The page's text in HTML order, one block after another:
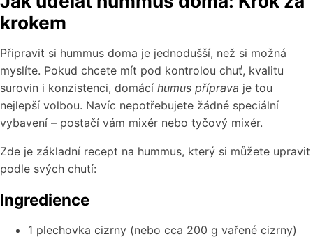
krokem
Připravit si hummus doma je jednodušší, než si možná
myslíte. Pokud chcete mít pod kontrolou chuť, kvalitu
surovin i konzistenci, domácí humus příprava je tou
nejlepší volbou. Navíc nepotřebujete žádné speciální
vybavení – postačí vám mixér nebo tyčový mixér.
Zde je základní recept na hummus, který si můžete upravit
podle svých chutí:
Ingredience
1 plechovka cizrny (nebo cca 200 g vařené cizrny)